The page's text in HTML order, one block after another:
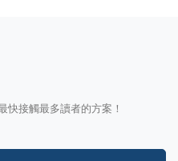
快接觸最多讀者的方案！